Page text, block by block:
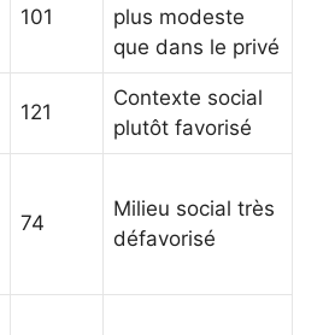
101
plus modeste
que dans le privé
121
Contexte social
plutôt favorisé
74
Milieu social très
défavorisé